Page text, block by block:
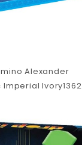
Alexander
Ivory1362